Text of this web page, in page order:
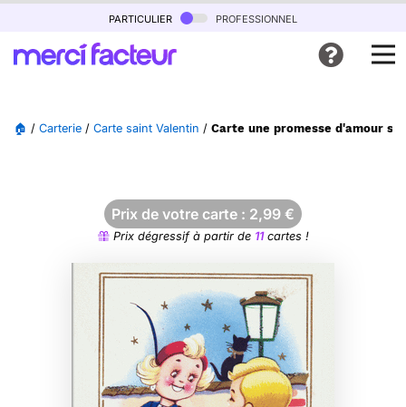
particulier professionnel
🏠 / Carterie / Carte saint Valentin / Carte une promesse d'amour
Prix de votre carte : 2,99 €
Prix dégressif à partir de 11cartes !